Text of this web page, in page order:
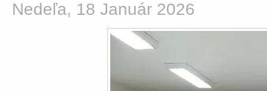
Nedeľa, 18 Január 2026